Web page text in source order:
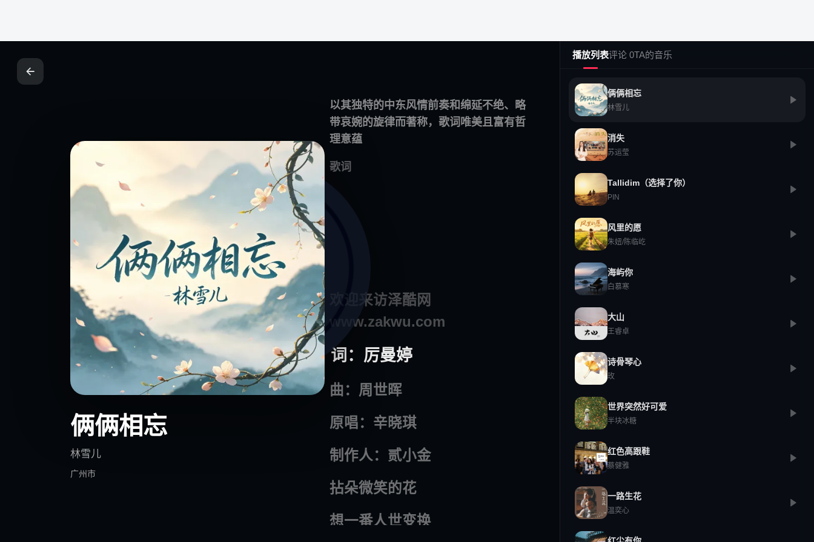
俩俩相忘
林雪儿
广州市
以其独特的中东风情前奏和绵延不绝、略
带哀婉的旋律而著称，歌词唯美且富有哲
理意蕴
歌词
欢迎来访泽酷网
www.zakwu.com
词：厉曼婷
曲：周世晖
原唱：辛晓琪
制作人：贰小金
拈朵微笑的花
想一番人世变换
播放列表评论 0TA的音乐
俩俩相忘
林雪儿
消失
苏运莹
Tallidim（选择了你）
PIN
风里的愿
朱妞/陈临屹
海屿你
白慕寒
大山
王睿卓
诗骨琴心
玫
世界突然好可爱
半块冰糖
红色高跟鞋
蔡健雅
一路生花
温奕心
的内容社区，真实、有用、有趣！
联系我们
用户协议
隐私协议
网站地图
旗下站点
站长博客
知享者
赞库网
支持中心
广告推广
移动客户端
iOS
Android
© 2025泽酷网 · All rights reserved.